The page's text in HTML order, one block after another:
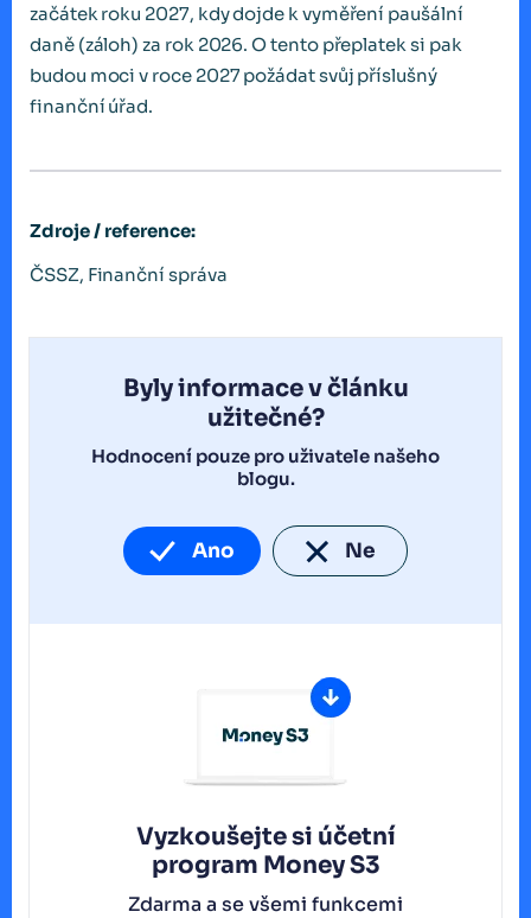
začátek roku 2027, kdy dojde k vyměření paušální
daně (záloh) za rok 2026. O tento přeplatek si pak
budou moci v roce 2027 požádat svůj příslušný
finanční úřad.
Zdroje / reference:
ČSSZ, Finanční správa
Byly informace v článku
užitečné?
Hodnocení pouze pro uživatele našeho
blogu.
Ano Ne
Vyzkoušejte si účetní
program Money S3
Zdarma a se všemi funkcemi